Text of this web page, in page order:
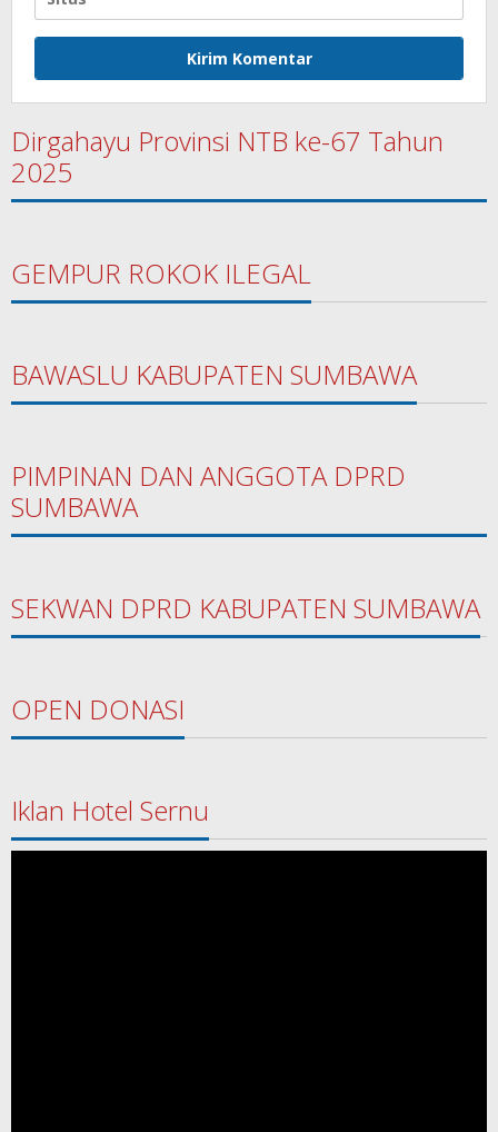
Dirgahayu Provinsi NTB ke-67 Tahun
2025
GEMPUR ROKOK ILEGAL
BAWASLU KABUPATEN SUMBAWA
PIMPINAN DAN ANGGOTA DPRD
SUMBAWA
SEKWAN DPRD KABUPATEN SUMBAWA
OPEN DONASI
Iklan Hotel Sernu